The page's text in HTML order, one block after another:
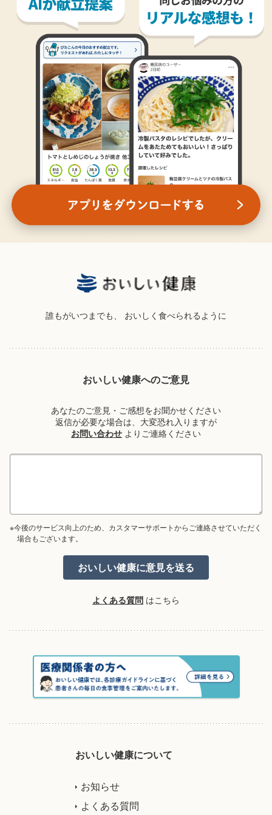
誰もがいつまでも、 おいしく食べられるように
おいしい健康へのご意見
あなたのご意見・ご感想をお聞かせください
返信が必要な場合は、大変恐れ入りますが
お問い合わせ よりご連絡ください
※今後のサービス向上のため、カスタマーサポートからご連絡させていただく
場合もございます。
よくある質問 はこちら
おいしい健康について
お知らせ
よくある質問